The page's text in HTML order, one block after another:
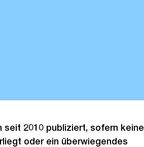
2010 publiziert, sofern keine
oder ein überwiegendes